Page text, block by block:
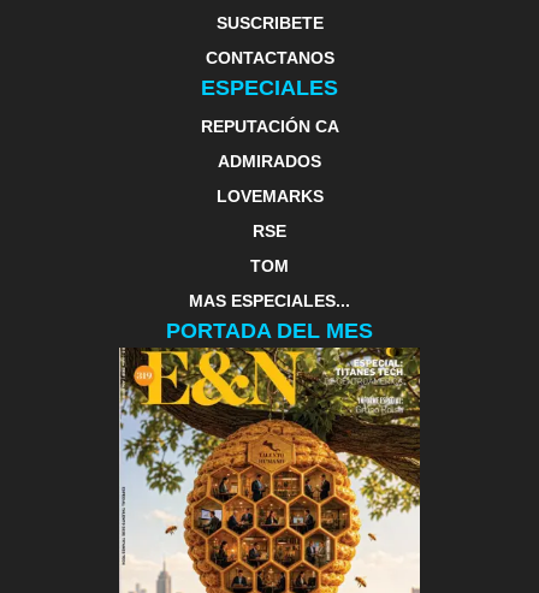
SUSCRIBETE
CONTACTANOS
ESPECIALES
REPUTACIÓN CA
ADMIRADOS
LOVEMARKS
RSE
TOM
MAS ESPECIALES...
PORTADA DEL MES